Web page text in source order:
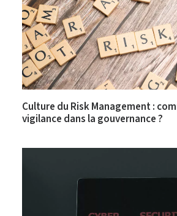
Culture du Risk Management :
vigilance dans la gouvernance ?